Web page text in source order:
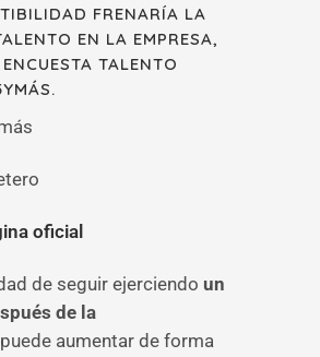
FRENARÍA LA
EN LA EMPRESA,
TALENTO
oficial
de seguir ejerciendo un
de la
puede aumentar de forma